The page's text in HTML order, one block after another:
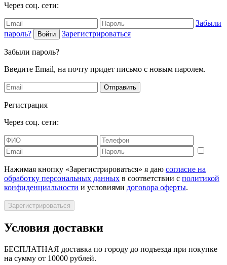
Через соц. сети:
Забыли
пароль?
Войти Зарегистрироваться
Забыли пароль?
Введите Email, на почту придет письмо с новым паролем.
Отправить
Регистрация
Через соц. сети:
Нажимая кнопку «Зарегистрироваться» я даю согласие на
обработку персональных данных в соответствии с политикой
конфиденциальности и условиями договора оферты.
Зарегистрироваться
Условия доставки
БЕСПЛАТНАЯ доставка по городу до подъезда при покупке
на сумму от 10000 рублей.